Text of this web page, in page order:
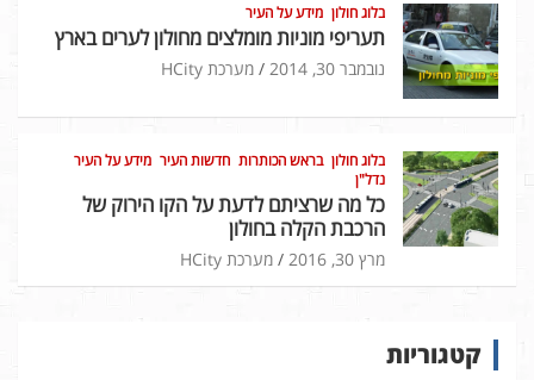
בלוג חולון מידע על העיר
תעריפי מוניות מומלצים מחולון לערים בארץ
נובמבר 30, 2014 מערכת HCity
בלוג חולון בראש הכותרות חדשות העיר מידע על העיר
נדל"ן
כל מה שרציתם לדעת על הקו הירוק של
הרכבת הקלה בחולון
מרץ 30, 2016 מערכת HCity
קטגוריות